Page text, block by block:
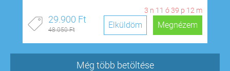
3 n 11 ó39 p 11 m
29.900 Ft
48.050 Ft Megnézem
Elküldöm
Még több betöltése